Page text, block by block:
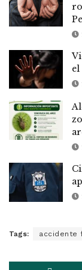
el
Tags: accidente